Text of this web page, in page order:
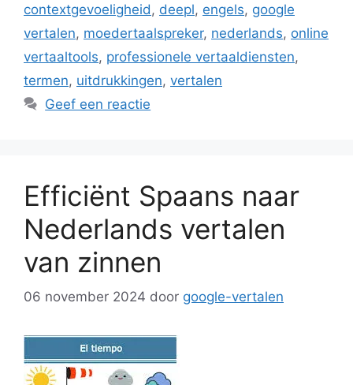
contextgevoeligheid , deepl, engels, google
vertalen, moedertaalspreker, nederlands, online
vertaaltools, professionele vertaaldiensten,
termen, uitdrukkingen, vertalen
Geef een reactie
Efficiënt Spaans naar
Nederlands vertalen
van zinnen
06 november 2024 door google-vertalen